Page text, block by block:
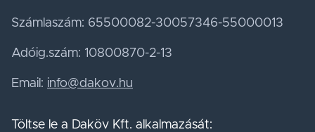
Számlaszám: 65500082-30057346-55000013
Adóig.szám: 10800870-2-13
Email: info@dakov.hu
Töltse le a Daköv Kft. alkalmazását: